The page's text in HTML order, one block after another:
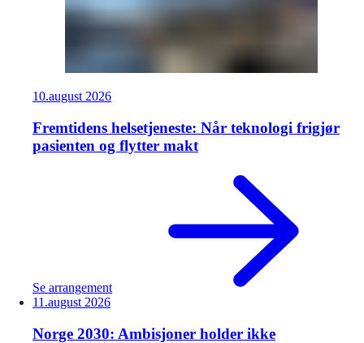
10.august 2026
Fremtidens helsetjeneste: Når teknologi frigjør
pasienten og flytter makt
Se arrangement
11.august 2026
Norge 2030: Ambisjoner holder ikke